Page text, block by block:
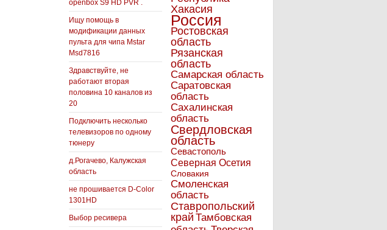
openbox S9 HD PVR .
Ищу помощь в
модификации данных
пульта для чипа Mstar
Msd7816
Здравствуйте, не
работают вторая
половина 10 каналов из
20
Подключить несколько
телевизоров по одному
тюнеру
д.Рогачево, Калужская
область
не прошивается D-Color
1301HD
Выбор ресивера
Хакасия
Россия
Ростовская
область
Рязанская
область
Самарская область
Саратовская
область
Сахалинская
область
Свердловская
область
Севастополь
Северная Осетия
Словакия
Смоленская
область
Ставропольский
край Тамбовская